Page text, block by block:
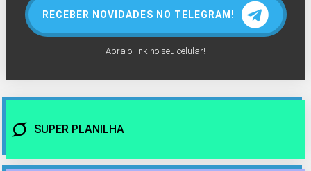
RECEBER NOVIDADES NO TELEGRAM!
Abra o link no seu celular!
SUPER PLANILHA